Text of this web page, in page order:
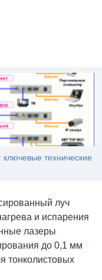
технические
луч
и испарения
лазеры
до 0,1 мм
тонколистовых